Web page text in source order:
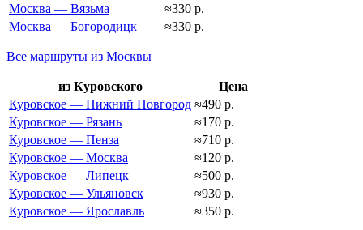
Москва — Вязьма
≈330 р.
Москва — Богородицк
≈330 р.
Все маршруты из Москвы
из Куровского
Цена
Куровское — Нижний Новгород ≈490 р.
Куровское — Рязань
≈170 р.
Куровское — Пенза
≈710 р.
Куровское — Москва
≈120 р.
Куровское — Липецк
≈500 р.
Куровское — Ульяновск
≈930 р.
Куровское — Ярославль
≈350 р.